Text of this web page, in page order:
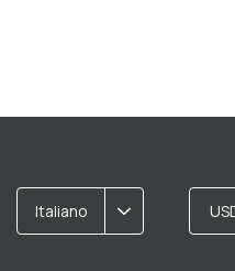
Italiano